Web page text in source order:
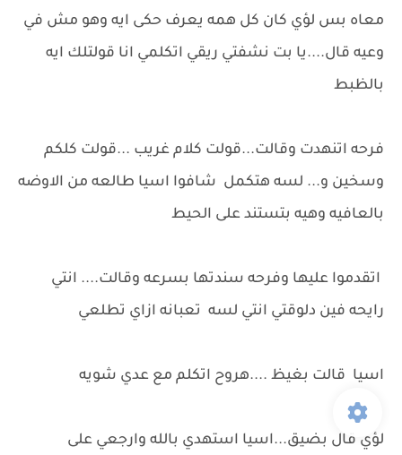
معاه بس لؤي كان كل همه يعرف حكى ايه وهو مش في
وعيه قال....يا بت نشفتي ريقي اتكلمي انا قولتلك ايه
بالظبط
فرحه اتنهدت وقالت...قولت كلام غريب ...قولت كلكم
وسخين و... لسه هتكمل شافوا اسيا طالعه من الاوضه
بالعافيه وهيه بتستند على الحيط
اتقدموا عليها وفرحه سندتها بسرعه وقالت.... انتي
رايحه فين دلوقتي انتي لسه تعبانه ازاي تطلعي
اسيا قالت بغيظ ....هروح اتكلم مع عدي شويه
لؤي قال بضيق...اسيا استهدي بالله وارجعي على